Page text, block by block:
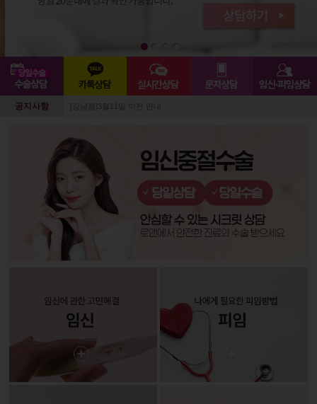
공지사항 [강남점]3월11일 이전 안내